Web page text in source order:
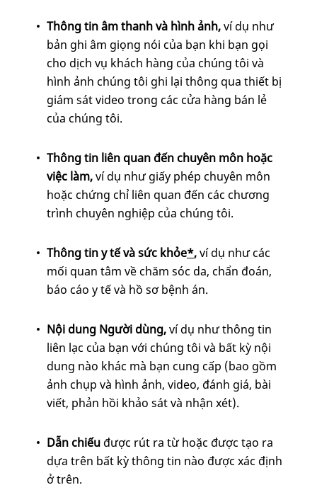
Thông tin âm thanh và hình ảnh,ví dụ như
bản ghi âm giọng nói của bạn khi bạn gọi
cho dịch vụ khách hàng của chúng tôi và
hình ảnh chúng tôi ghi lại thông qua thiết bị
giám sát video trong các cửa hàng bán lẻ
của chúng tôi.
Thông tin liên quan đến chuyên môn hoặc
việc làm,ví dụ như giấy phép chuyên môn
hoặc chứng chỉ liên quan đến các chương
trình chuyên nghiệp của chúng tôi.
Thông tin y tế và sức khỏe*,ví dụ như các
mối quan tâm về chăm sóc da, chẩn đoán,
báo cáo y tế và hồ sơ bệnh án.
Nội dung Người dùng,ví dụ như thông tin
liên lạc của bạn với chúng tôi và bất kỳ nội
dung nào khác mà bạn cung cấp (bao gồm
ảnh chụp và hình ảnh, video, đánh giá, bài
viết, phản hồi khảo sát và nhận xét).
Dẫn chiếu được rút ra từ hoặc được tạo ra
dựa trên bất kỳ thông tin nào được xác định
ở trên.